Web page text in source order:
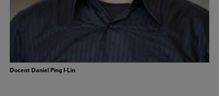
Docent Daniel Ping I-Lin